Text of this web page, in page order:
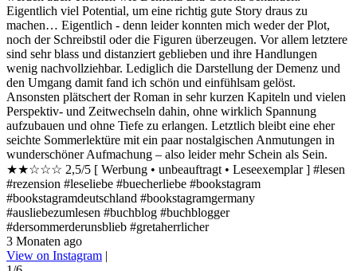
Eigentlich viel Potential, um eine richtig gute Story draus zu
machen… Eigentlich - denn leider konnten mich weder der Plot,
noch der Schreibstil oder die Figuren überzeugen. Vor allem letztere
sind sehr blass und distanziert geblieben und ihre Handlungen
wenig nachvollziehbar. Lediglich die Darstellung der Demenz und
den Umgang damit fand ich schön und einfühlsam gelöst.
Ansonsten plätschert der Roman in sehr kurzen Kapiteln und vielen
Perspektiv- und Zeitwechseln dahin, ohne wirklich Spannung
aufzubauen und ohne Tiefe zu erlangen. Letztlich bleibt eine eher
seichte Sommerlektüre mit ein paar nostalgischen Anmutungen in
wunderschöner Aufmachung – also leider mehr Schein als Sein.
★★☆☆☆ 2,5/5 [ Werbung • unbeauftragt • Leseexemplar ] #lesen
#rezension #leseliebe #buecherliebe #bookstagram
#bookstagramdeutschland #bookstagramgermany
#ausliebezumlesen #buchblog #buchblogger
#dersommerderunsblieb #gretaherrlicher
3 Monaten ago
View on Instagram |